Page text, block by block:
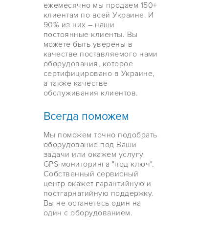
ежемесячно мы продаем 150+
клиентам по всей Украине. И
90% из них – наши
постоянные клиенты. Вы
можете быть уверены в
качестве поставляемого нами
оборудования, которое
сертифицировано в Украине,
а также качестве
обслуживания клиентов.
Всегда поможем
Мы поможем точно подобрать
оборудование под Ваши
задачи или окажем услугу
GPS-мониторинга "под ключ".
Собственный сервисный
центр окажет гарантийную и
постгарнатийную поддержку.
Вы не останетесь один на
один с оборудованием.